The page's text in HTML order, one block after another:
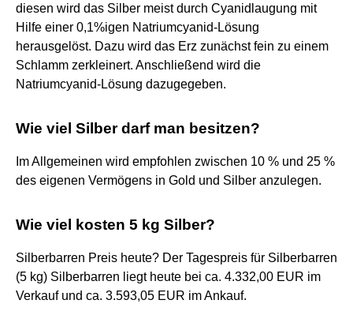
diesen wird das Silber meist durch Cyanidlaugung mit
Hilfe einer 0,1%igen Natriumcyanid-Lösung
herausgelöst. Dazu wird das Erz zunächst fein zu einem
Schlamm zerkleinert. Anschließend wird die
Natriumcyanid-Lösung dazugegeben.
Wie viel Silber darf man besitzen?
Im Allgemeinen wird empfohlen zwischen 10 % und 25 %
des eigenen Vermögens in Gold und Silber anzulegen.
Wie viel kosten 5 kg Silber?
Silberbarren Preis heute? Der Tagespreis für Silberbarren
(5 kg) Silberbarren liegt heute bei ca. 4.332,00 EUR im
Verkauf und ca. 3.593,05 EUR im Ankauf.